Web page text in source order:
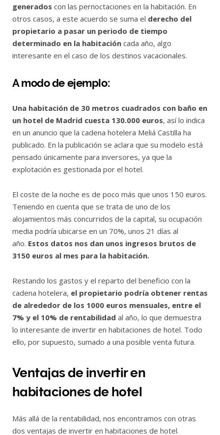
generados con las pernoctaciones en la habitación. En
otros casos, a este acuerdo se suma el derecho del
propietario a pasar un periodo de tiempo
determinado en la habitación cada año, algo
interesante en el caso de los destinos vacacionales.
A modo de ejemplo:
Una habitación de 30 metros cuadrados con baño en
un hotel de Madrid cuesta 130.000 euros, así lo indica
en un anuncio que la cadena hotelera Meliá Castilla ha
publicado. En la publicación se aclara que su modelo está
pensado únicamente para inversores, ya que la
explotación es gestionada por el hotel.
El coste de la noche es de poco más que unos 150 euros.
Teniendo en cuenta que se trata de uno de los
alojamientos más concurridos de la capital, su ocupación
media podría ubicarse en un 70%, unos 21 días al
año. Estos datos nos dan unos ingresos brutos de
3150 euros al mes para la habitación.
Restando los gastos y el reparto del beneficio con la
cadena hotelera, el propietario podría obtener rentas
de alrededor de los 1000 euros mensuales, entre el
7% y el 10% de rentabilidad al año, lo que demuestra
lo interesante de invertir en habitaciones de hotel. Todo
ello, por supuesto, sumado a una posible venta futura.
Ventajas de invertir en
habitaciones de hotel
Más allá de la rentabilidad, nos encontramos con otras
dos ventajas de invertir en habitaciones de hotel.